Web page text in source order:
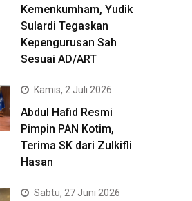
Kemenkumham, Yudik
Sulardi Tegaskan
Kepengurusan Sah
Sesuai AD/ART
Kamis, 2 Juli 2026
Abdul Hafid Resmi
Pimpin PAN Kotim,
Terima SK dari Zulkifli
Hasan
Sabtu, 27 Juni 2026